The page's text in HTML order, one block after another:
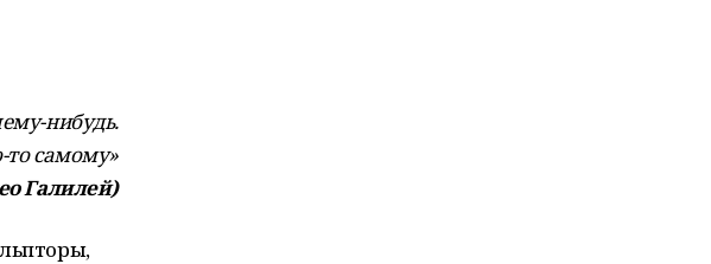
нибудь.
то самому»
Галилей)